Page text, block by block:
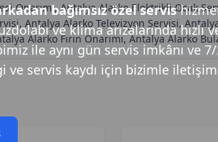
bağımsız özel servis
ve klima arızalarında hızlı
ile aynı gün servis imkânı ve
ve servis kaydı için bizimle
Onarımı, Antalya Alarko Elektrikli Ocak
Antalya Alarko Televizyon Servisi,
Alarko Fırın Onarımı, Antalya Alarko